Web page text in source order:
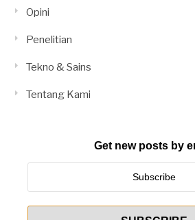
Opini
Penelitian
Tekno & Sains
Tentang Kami
Get new posts by